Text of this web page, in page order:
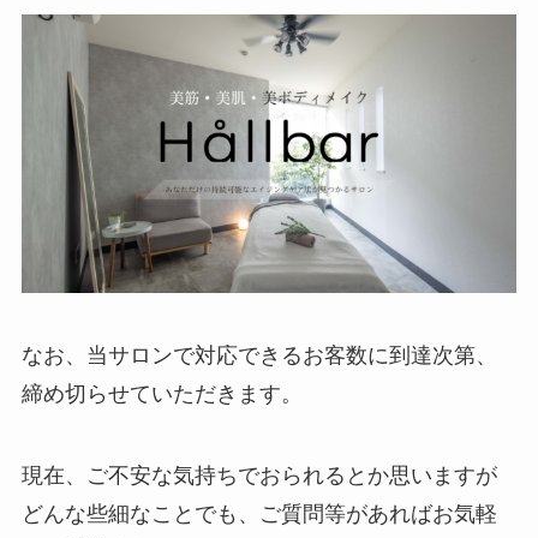
なお、当サロンで対応できるお客数に到達次第、
締め切らせていただきます。
現在、ご不安な気持ちでおられるとか思いますが
どんな些細なことでも、ご質問等があればお気軽